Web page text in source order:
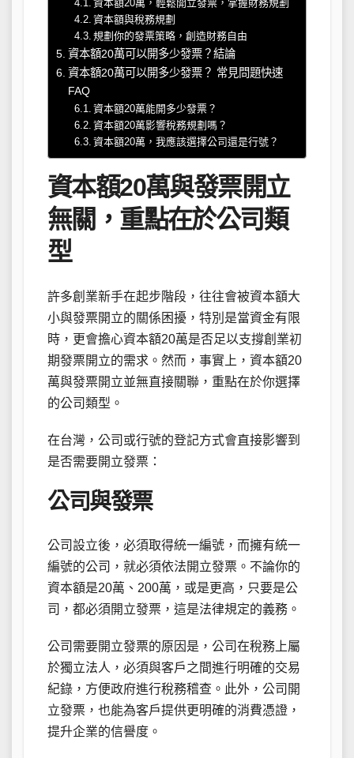
資本額20萬，輕鬆開立發票，掌握財務規劃
資本額與稅務規劃
規劃你的發票策略，創造財務自由
資本額20萬可以開多少發票？結論
資本額20萬可以開多少發票？ 常見問題快速
FAQ
資本額20萬能開多少發票？
資本額20萬影響稅務規劃嗎？
資本額20萬，我應該選擇公司還是行號？
資本額20萬與發票開立
無關，重點在於公司類
型
許多創業新手在起步階段，往往會被資本額大
小與發票開立的關係困擾，特別是當資金有限
時，更會擔心資本額20萬是否足以支撐創業初
期發票開立的需求。然而，事實上，資本額20
萬與發票開立並無直接關聯，重點在於你選擇
的公司類型。
在台灣，公司或行號的登記方式會直接影響到
是否需要開立發票：
公司與發票
公司設立後，必須取得統一編號，而擁有統一
編號的公司，就必須依法開立發票。不論你的
資本額是20萬、200萬，或是更高，只要是公
司，都必須開立發票，這是法律規定的義務。
公司需要開立發票的原因是，公司在稅務上屬
於獨立法人，必須與客戶之間進行明確的交易
紀錄，方便政府進行稅務稽查。此外，公司開
立發票，也能為客戶提供更明確的消費憑證，
提升企業的信譽度。